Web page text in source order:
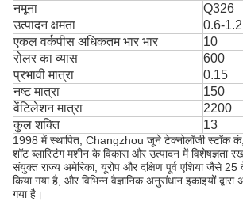
नमूना
Q326
उत्पादन क्षमता
0.6-1.2
एकल वर्कपीस अधिकतम भार भार
10
रोलर का व्यास
600
प्रभावी मात्रा
0.15
नष्ट मात्रा
150
वेंटिलेशन मात्रा
2200
कुल शक्ति
13
1998 में स्थापित, Changzhou जूने टेक्नोलॉजी स्टॉक
शॉट ब्लास्टिंग मशीन के विकास और उत्पादन में विशेषज्ञता
संयुक्त राज्य अमेरिका, यूरोप और दक्षिण पूर्व एशिया जैसे 25
किया गया है, और विभिन्न वैज्ञानिक अनुसंधान इकाइयों द्वारा
गया है।